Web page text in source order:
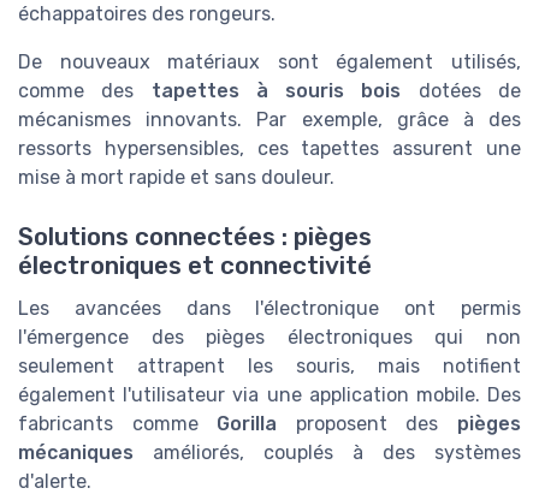
échappatoires des rongeurs.
De nouveaux matériaux sont également utilisés,
comme des tapettes à souris bois dotées de
mécanismes innovants. Par exemple, grâce à des
ressorts hypersensibles, ces tapettes assurent une
mise à mort rapide et sans douleur.
Solutions connectées : pièges
électroniques et connectivité
Les avancées dans l'électronique ont permis
l'émergence des pièges électroniques qui non
seulement attrapent les souris, mais notifient
également l'utilisateur via une application mobile. Des
fabricants comme Gorilla proposent des pièges
mécaniques améliorés, couplés à des systèmes
d'alerte.